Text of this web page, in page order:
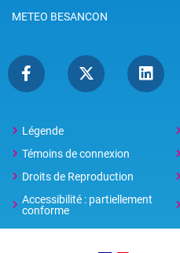
METEO BESANCON
Légende
Témoins de connexion
Droits de Reproduction
Accessibilité : partiellement
conforme